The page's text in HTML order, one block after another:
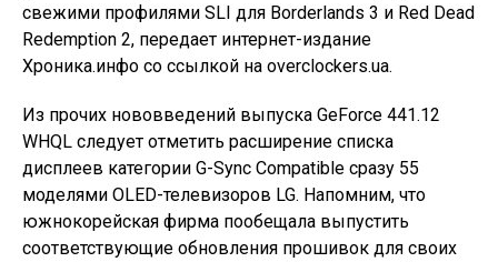
свежими профилями SLI для Borderlands 3 и Red Dead
Redemption 2, передает интернет-издание
Хроника.инфо со ссылкой на overclockers.ua.
Из прочих нововведений выпуска GeForce 441.12
WHQL следует отметить расширение списка
дисплеев категории G-Sync Compatible сразу 55
моделями OLED-телевизоров LG. Напомним, что
южнокорейская фирма пообещала выпустить
соответствующие обновления прошивок для своих